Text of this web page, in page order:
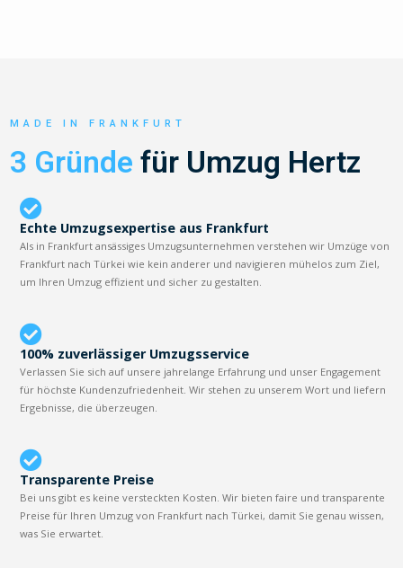
MADE IN FRANKFURT
3 Gründe für Umzug Hertz
Echte Umzugsexpertise aus Frankfurt
Als in Frankfurt ansässiges Umzugsunternehmen verstehen wir Umzüge von
Frankfurt nach Türkei wie kein anderer und navigieren mühelos zum Ziel,
um Ihren Umzug effizient und sicher zu gestalten.
100% zuverlässiger Umzugsservice
Verlassen Sie sich auf unsere jahrelange Erfahrung und unser Engagement
für höchste Kundenzufriedenheit. Wir stehen zu unserem Wort und liefern
Ergebnisse, die überzeugen.
Transparente Preise
Bei uns gibt es keine versteckten Kosten. Wir bieten faire und transparente
Preise für Ihren Umzug von Frankfurt nach Türkei, damit Sie genau wissen,
was Sie erwartet.